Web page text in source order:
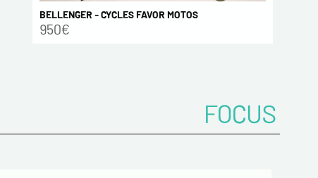
BELLENGER - CYCLES FAVOR MOTOS
950€
FOCUS